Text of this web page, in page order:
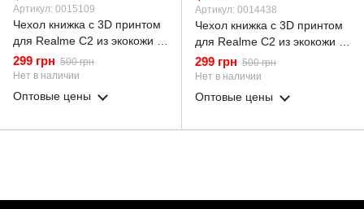
Артикул: 0015109
Чехол книжка с 3D принтом
для Realme C2 из экокожи с
подставкой и магнитом
черная gd2
299 грн 500 грн
Нет в наличии
Оптовые цены
Артикул: 0014438
Чехол книжка с 3D принтом
для Realme C2 из экокожи с
подставкой и магнитом
черная gd2
299 грн 500 грн
Нет в наличии
Оптовые цены